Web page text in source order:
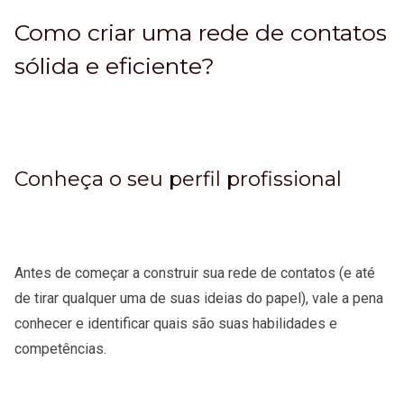
Como criar uma rede de contatos
sólida e eficiente?
Conheça o seu perfil profissional
Antes de começar a construir sua rede de contatos (e até
de tirar qualquer uma de suas ideias do papel), vale a pena
conhecer e identificar quais são suas habilidades e
competências.